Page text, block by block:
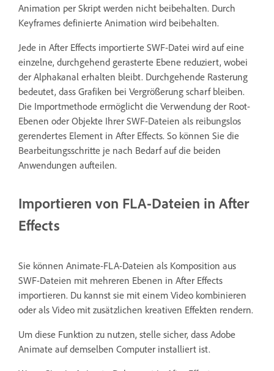
Animation per Skript werden nicht beibehalten. Durch
Keyframes definierte Animation wird beibehalten.
Jede in After Effects importierte SWF-Datei wird auf eine
einzelne, durchgehend gerasterte Ebene reduziert, wobei
der Alphakanal erhalten bleibt. Durchgehende Rasterung
bedeutet, dass Grafiken bei Vergrößerung scharf bleiben.
Die Importmethode ermöglicht die Verwendung der Root-
Ebenen oder Objekte Ihrer SWF-Dateien als reibungslos
gerendertes Element in After Effects. So können Sie die
Bearbeitungsschritte je nach Bedarf auf die beiden
Anwendungen aufteilen.
Importieren von FLA-Dateien in After
Effects
Sie können Animate-FLA-Dateien als Komposition aus
SWF-Dateien mit mehreren Ebenen in After Effects
importieren. Du kannst sie mit einem Video kombinieren
oder als Video mit zusätzlichen kreativen Effekten rendern.
Um diese Funktion zu nutzen, stelle sicher, dass Adobe
Animate auf demselben Computer installiert ist.